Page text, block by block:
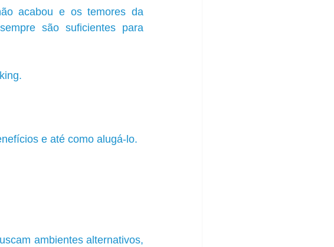
acabou e os temores da
são suficientes para
e até como alugá-lo.
ambientes alternativos,